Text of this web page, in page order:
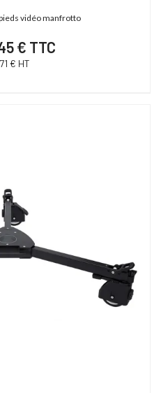
vidéo manfrotto
€ TTC
€ HT